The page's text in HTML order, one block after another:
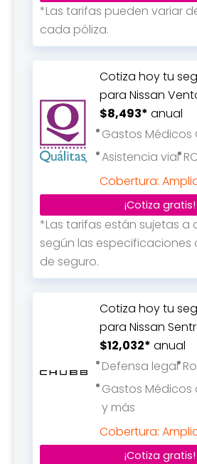
*Las tarifas pueden variar
cada póliza.
Cotiza hoy tu
para Nissan
$8,493* anual
Gastos
Asistencia vial
Cobertura:
¡Cotiza gratis!
*Las tarifas están sujetas a
según las especificaciones
de seguro.
Cotiza hoy tu
para Nissan
$12,032* anual
Defensa legal
Gastos
y más
Cobertura:
¡Cotiza gratis!